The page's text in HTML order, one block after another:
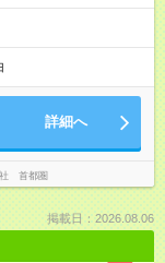
詳細へ
社 首都圏
掲載日：2026.08.06